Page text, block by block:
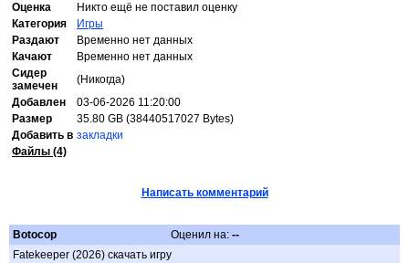
Оценка
Никто ещё не поставил оценку
Категория
Игры
Раздают
Временно нет данных
Качают
Временно нет данных
Сидер
замечен
(Никогда)
Добавлен
03-06-2026 11:20:00
Размер
35.80 GB (38440517027 Bytes)
Добавить в закладки
Файлы (4)
Написать комментарий
Botocop Оценил на: --
Fatekeeper (2026) скачать игру